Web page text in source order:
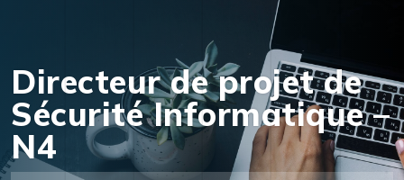
Directeur de projet de
Sécurité Informatique –
N4